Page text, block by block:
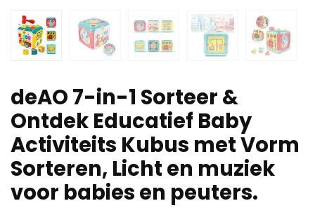
deAO 7-in-1 Sorteer &
Ontdek Educatief Baby
Activiteits Kubus met Vorm
Sorteren, Licht en muziek
voor babies en peuters.